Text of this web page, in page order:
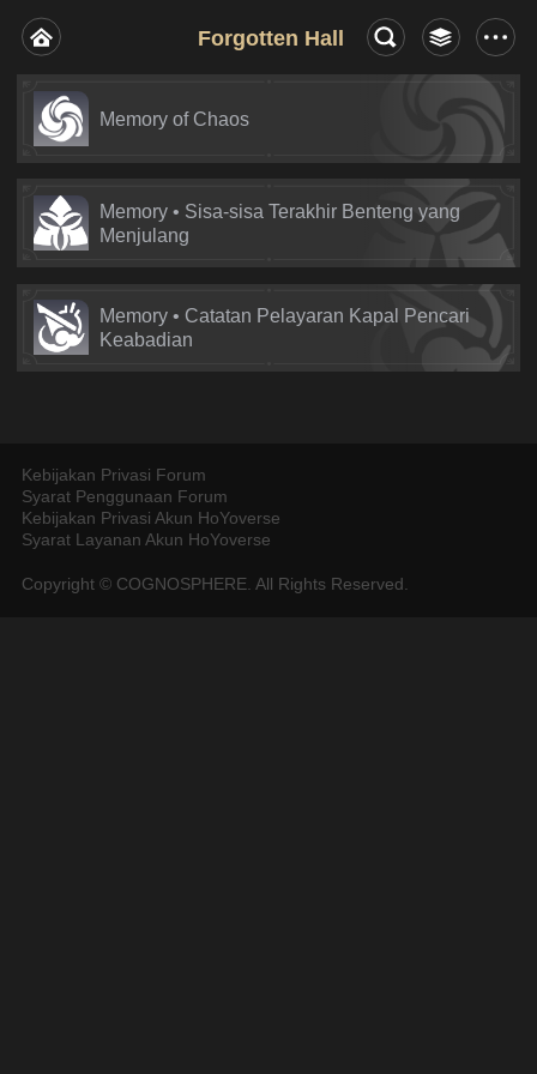
Forgotten Hall
Memory of Chaos
Memory • Sisa-sisa Terakhir Benteng yang
Menjulang
Memory • Catatan Pelayaran Kapal Pencari
Keabadian
Kebijakan Privasi Forum
Syarat Penggunaan Forum
Kebijakan Privasi Akun HoYoverse
Syarat Layanan Akun HoYoverse
Copyright © COGNOSPHERE. All Rights Reserved.